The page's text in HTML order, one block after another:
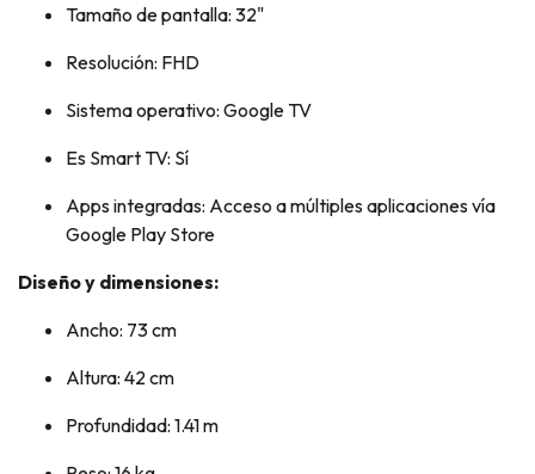
Tamaño de pantalla: 32"
Resolución: FHD
Sistema operativo: Google TV
Es Smart TV: Sí
Apps integradas: Acceso a múltiples aplicaciones vía
Google Play Store
Diseño y dimensiones:
Ancho: 73 cm
Altura: 42 cm
Profundidad: 1.41 m